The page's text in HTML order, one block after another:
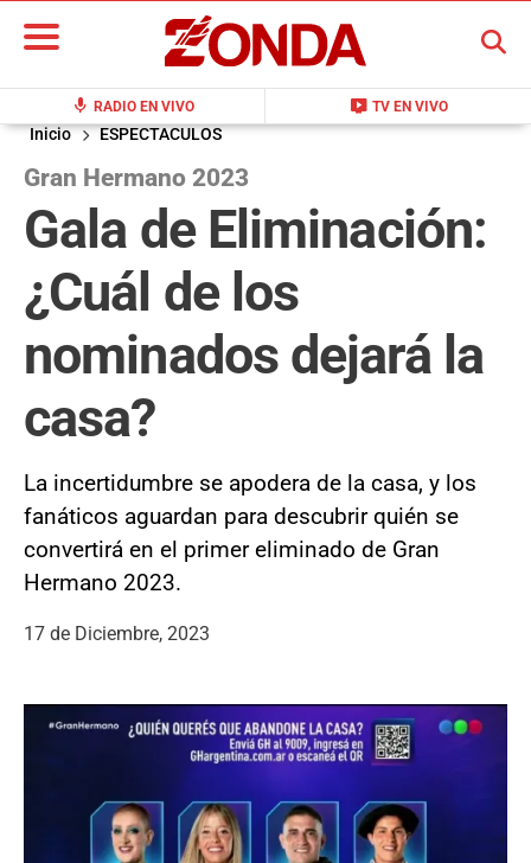
mic RADIO EN VIVO live_tv TV EN VIVO
BUSCAR
Inicio ESPECTACULOS
Gran Hermano 2023
Gala de Eliminación:
¿Cuál de los
nominados dejará la
casa?
La incertidumbre se apodera de la casa, y los
fanáticos aguardan para descubrir quién se
convertirá en el primer eliminado de Gran
Hermano 2023.
17 de Diciembre, 2023